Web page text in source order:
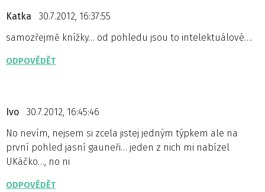
Katka
30.7.2012, 16:37:55
samozřejmě knížky… od pohledu jsou to intelektuálové….
ODPOVĚDĚT
Ivo
30.7.2012, 16:45:46
No nevím, nejsem si zcela jistej jedným týpkem ale na
první pohled jasní gauneři… jeden z nich mi nabízel
UKáčko…, no ni
ODPOVĚDĚT